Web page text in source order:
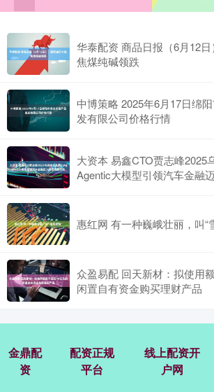
华泰配资 商品日报（6月12
焦煤纯碱领跌
中博策略 2025年6月17日绵
发有限公司价格行情
大资本 易鑫CTO贾志峰2025
Agentic大模型引领汽车金融
惠红网 有一种巍峨壮丽，叫“
众盈易配 回天新材：拟使用
闲置自有资金购买理财产品
金鼎配
资
配资正规
平台
线上配资开
户网